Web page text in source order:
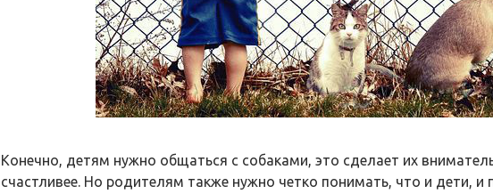
Конечно, детям нужно общаться с собаками, это сделает их
счастливее. Но родителям также нужно четко понимать, что и дети, и